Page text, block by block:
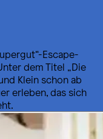
Escape-
dem Titel „Die
Klein schon ab
erleben, das sich